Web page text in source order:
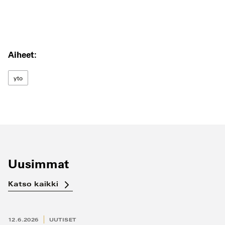
Aiheet:
yto
Uusimmat
Katso kaikki
12.6.2026 UUTISET